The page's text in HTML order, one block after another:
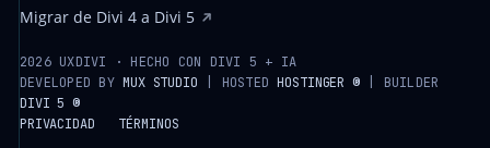
Migrar de Divi 4 a Divi 5
2026 UXDIVI · HECHO CON DIVI 5 + IA
DEVELOPED BYMUX STUDIO | HOSTEDHOSTINGER ®| BUILDER
DIVI 5 ®
PRIVACIDAD
TÉRMINOS